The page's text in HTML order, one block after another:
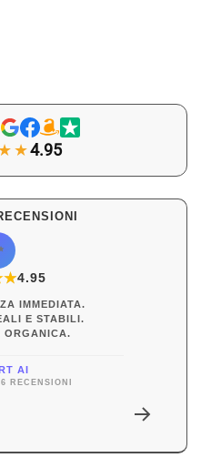
4.95
★
★4.95
IMMEDIATA.
E STABILI.
ORGANICA.
AI
RECENSIONI